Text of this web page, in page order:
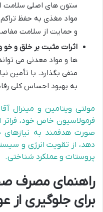
ستون های اصلی سلامت
مواد مغذی به حفظ
و حمایت از سلامت
اثرات مثبت بر خلق و خو
ها و مواد معدنی می
منفی بگذارد. با تأمین
به بهبود احساس کلی
فرمولاسیون خاص خود،
صورت هدفمند به نیازهای
دهد، از تقویت انرژی و
پروستات و عملکرد شناختی.
راهنمای مصرف
برای جلوگیری از